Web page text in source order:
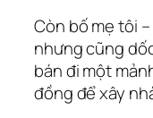
Còn bố mẹ tôi
nhưng cũng
bán đi một
đồng để xây